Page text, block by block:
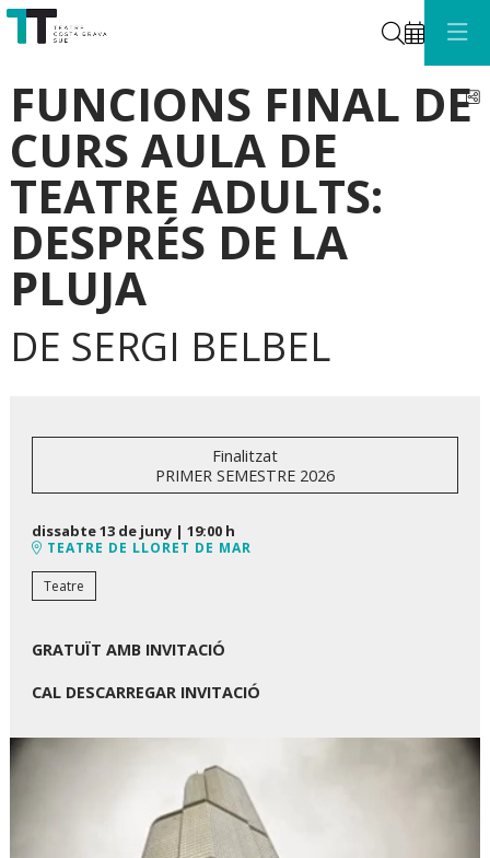
Cerca
FUNCIONS FINAL DE
CURS AULA DE
TEATRE ADULTS:
DESPRÉS DE LA
PLUJA
DE SERGI BELBEL
Finalitzat
PRIMER SEMESTRE 2026
dissabte 13 de juny | 19:00 h
TEATRE DE LLORET DE MAR
Teatre
GRATUÏT AMB INVITACIÓ
CAL DESCARREGAR INVITACIÓ